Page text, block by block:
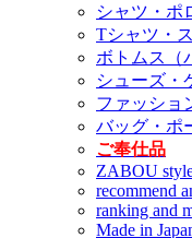
シャツ・ポ
Tシャツ・
ボトムス（
シューズ・
ファッショ
バッグ・ポ
ご奉仕品
ZABOU
recommend
ranking and
Made in